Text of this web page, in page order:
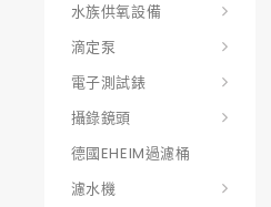
水族供氧設備
滴定泵
電子測試錶
攝錄鏡頭
德國EHEIM過濾桶
濾水機